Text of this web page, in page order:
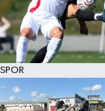
SPOR
SPOR
TEKNOLOJİ
YAŞAM